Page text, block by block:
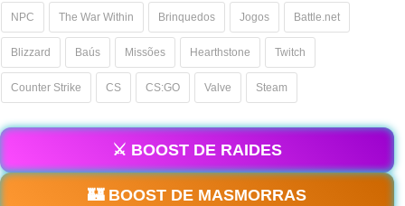
NPC The War Within Brinquedos Jogos Battle.net
Blizzard Baús Missões Hearthstone Twitch
Counter Strike CS CS:GO Valve Steam
⚔️ BOOST DE RAIDES
🏰 BOOST DE MASMORRAS